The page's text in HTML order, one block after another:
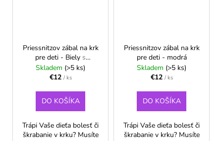
Priessnitzov zábal na krk
pre deti - Biely s
motívom labiek
Skladem (>5 ks)
€12 / ks
DO KOŠÍKA
Trápi Vaše dieťa bolesť či
škrabanie v krku? Musíte
Priessnitzov zábal na krk
pre deti - modrá
Skladem (>5 ks)
€12 / ks
DO KOŠÍKA
Trápi Vaše dieťa bolesť či
škrabanie v krku? Musíte